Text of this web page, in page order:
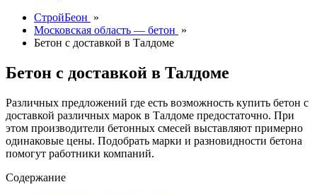
СтройБеон »
Московская область — бетон »
Бетон с доставкой в Талдоме
Бетон с доставкой в Талдоме
Различных предложений где есть возможность купить бетон с
доставкой различных марок в Талдоме предостаточно. При
этом производители бетонных смесей выставляют примерно
одинаковые цены. Подобрать марки и разновидности бетона
помогут работники компаний.
Содержание